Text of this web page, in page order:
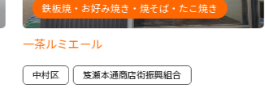
一茶ルミエール
鉄板焼・お好み焼き・焼そば・たこ焼き
中村区 笈瀬本通商店街振興組合